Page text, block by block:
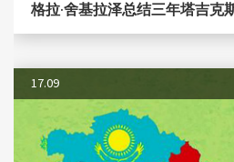
格拉·舍基拉泽总结三年塔吉克
17.09